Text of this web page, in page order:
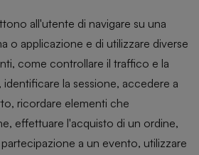
all'utente di navigare su una
o applicazione e di utilizzare diverse
come controllare il traffico e la
la sessione, accedere a
ricordare elementi che
effettuare l'acquisto di un ordine,
a un evento, utilizzare